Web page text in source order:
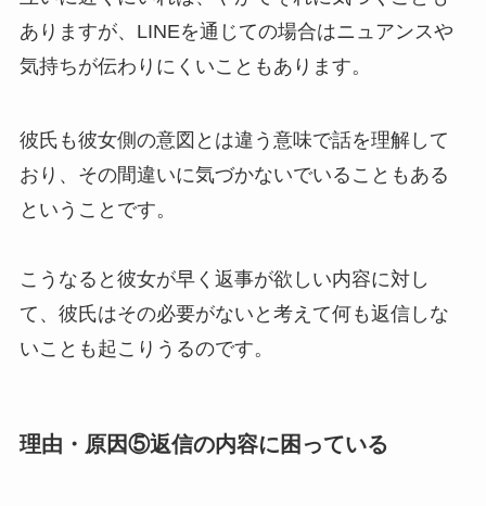
ありますが、LINEを通じての場合はニュアンスや
気持ちが伝わりにくいこともあります。
彼氏も彼女側の意図とは違う意味で話を理解して
おり、その間違いに気づかないでいることもある
ということです。
こうなると彼女が早く返事が欲しい内容に対し
て、彼氏はその必要がないと考えて何も返信しな
いことも起こりうるのです。
理由・原因⑤返信の内容に困っている